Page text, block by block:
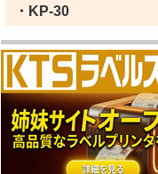
・KP-30